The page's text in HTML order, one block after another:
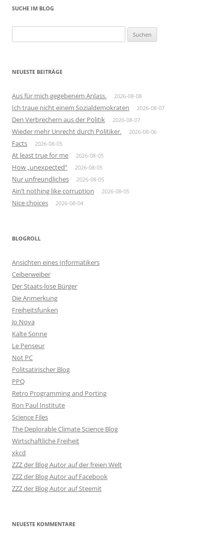
SUCHE IM BLOG
nach:
NEUESTE BEITRÄGE
Aus für mich gegebenem Anlass. 2026-08-08
Ich traue nicht einem Sozialdemokraten 2026-08-07
Den Verbrechern aus der Politik 2026-08-07
Wieder mehr Unrecht durch Politiker. 2026-08-06
Facts 2026-08-05
At least true for me 2026-08-05
How „unexpected“ 2026-08-05
Nur unfreundliches 2026-08-05
Ain’t nothing like corruption 2026-08-05
Nice choices 2026-08-04
BLOGROLL
Ansichten eines Informatikers
Ceiberweiber
Der Staats-lose Bürger
Die Anmerkung
Freiheitsfunken
Jo Nova
Kalte Sonne
Le Penseur
Not PC
Politsatirischer Blog
PPQ
Retro Programming and Porting
Ron Paul Institute
Science Files
The Deplorable Climate Science Blog
Wirtschaftliche Freiheit
xkcd
ZZZ der Blog Autor auf der freien Welt
ZZZ der Blog Autor auf Facebook
ZZZ der Blog Autor auf Steemit
NEUESTE KOMMENTARE